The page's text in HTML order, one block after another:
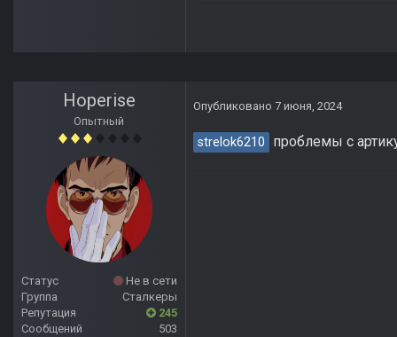
Hoperise
Опытный
Статус
Не в сети
Группа
Сталкеры
Репутация
245
Сообщений
503
Опубликовано 7 июня, 2024
strelok6210 проблемы с